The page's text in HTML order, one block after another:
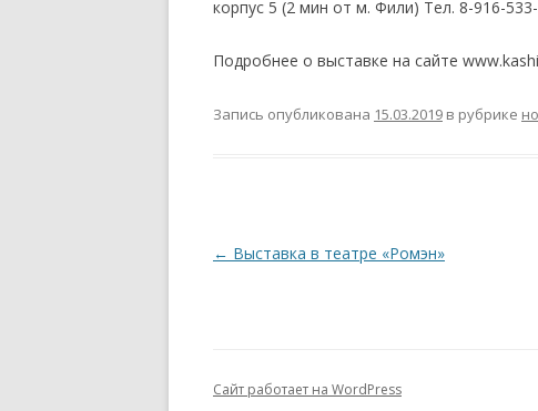
корпус 5 (2 мин от м. Фили) Тел. 8-916-
Подробнее о выставке на сайте
Запись опубликована 15.03.2019 в рубрике
Навигация
← Выставка в театре «Ромэн»
Сайт работает на WordPress